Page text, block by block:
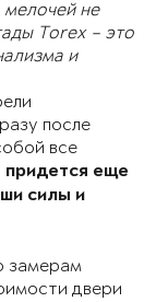
мелочей не
Torex – это
и
после
все
придется еще
силы и
замерам
двери